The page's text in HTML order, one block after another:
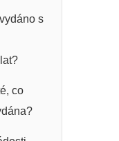
s
co